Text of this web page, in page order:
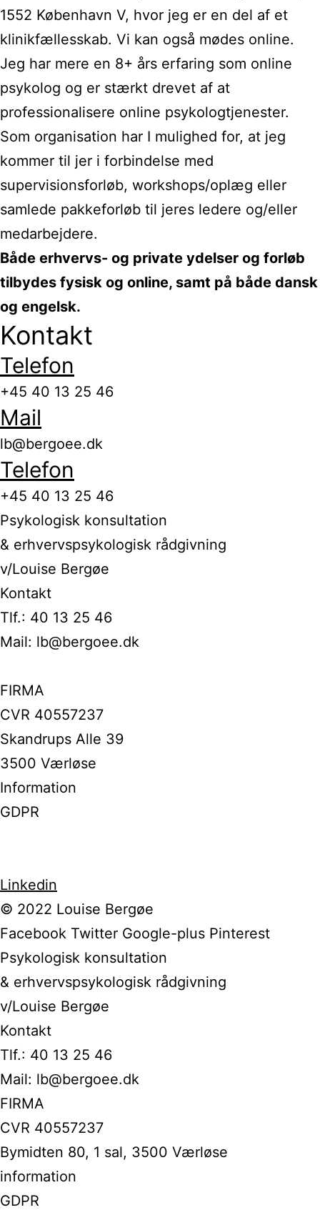
1552 København V, hvor jeg er en del af et
klinikfællesskab. Vi kan også mødes online.
Jeg har mere en 8+ års erfaring som online
psykolog og er stærkt drevet af at
professionalisere online psykologtjenester.
Som organisation har I mulighed for, at jeg
kommer til jer i forbindelse med
supervisionsforløb, workshops/oplæg eller
samlede pakkeforløb til jeres ledere og/eller
medarbejdere.
Både erhvervs- og private ydelser og forløb
tilbydes fysisk og online, samt på både dansk
og engelsk.
Kontakt
Telefon
+45 40 13 25 46
Mail
lb@bergoee.dk
Telefon
+45 40 13 25 46
Psykologisk konsultation
& erhvervspsykologisk rådgivning
v/Louise Bergøe
Kontakt
Tlf.: 40 13 25 46
Mail: lb@bergoee.dk
FIRMA
CVR 40557237
Skandrups Alle 39
3500 Værløse
Information
GDPR
Linkedin
© 2022 Louise Bergøe
Facebook Twitter Google-plus Pinterest
Psykologisk konsultation
& erhvervspsykologisk rådgivning
v/Louise Bergøe
Kontakt
Tlf.: 40 13 25 46
Mail: lb@bergoee.dk
FIRMA
CVR 40557237
Bymidten 80, 1 sal, 3500 Værløse
information
GDPR